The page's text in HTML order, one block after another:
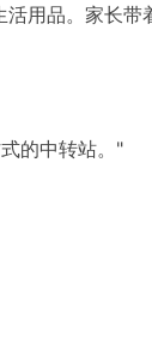
用品。家长
的中转站。"